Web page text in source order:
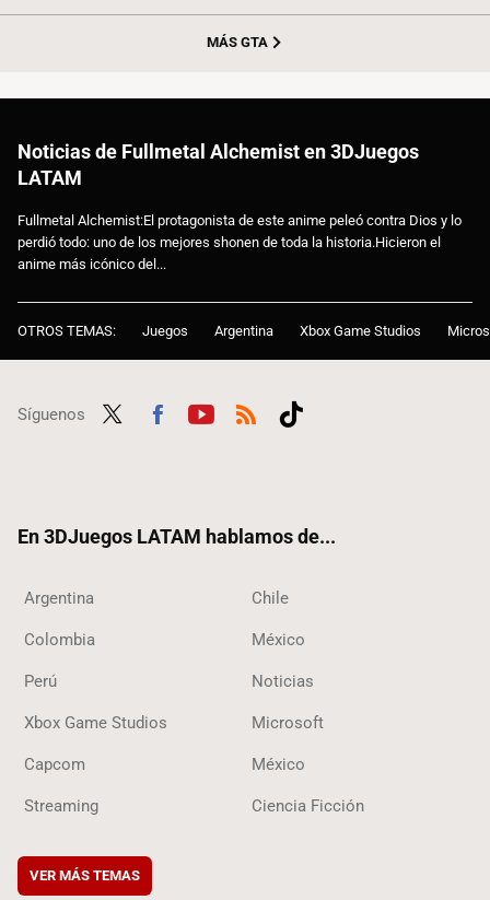
MÁS GTA
Noticias de Fullmetal Alchemist en 3DJuegos
LATAM
Fullmetal Alchemist:El protagonista de este anime peleó contra Dios y lo
perdió todo: uno de los mejores shonen de toda la historia.Hicieron el
anime más icónico del...
OTROS TEMAS: Juegos Argentina Xbox Game Studios
Síguenos
En 3DJuegos LATAM hablamos de...
Argentina Chile
Colombia México
Perú Noticias
Xbox Game Studios Microsoft
Capcom México
Streaming Ciencia Ficción
VER MÁS TEMAS